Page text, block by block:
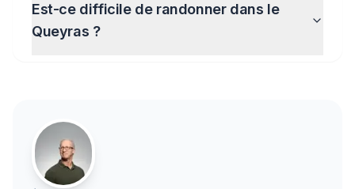
Est-ce difficile de randonner dans le
Queyras ?